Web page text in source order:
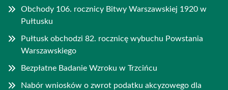
Obchody 106. rocznicy Bitwy Warszawskiej 1920 w
Pułtusku
Pułtusk obchodzi 82. rocznicę wybuchu Powstania
Warszawskiego
Bezpłatne Badanie Wzroku w Trzcińcu
Nabór wniosków o zwrot podatku akcyzowego dla